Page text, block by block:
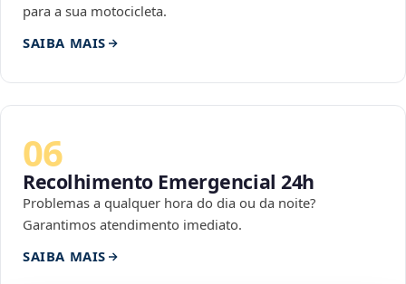
para a sua motocicleta.
SAIBA MAIS
06
Recolhimento Emergencial 24h
Problemas a qualquer hora do dia ou da noite?
Garantimos atendimento imediato.
SAIBA MAIS